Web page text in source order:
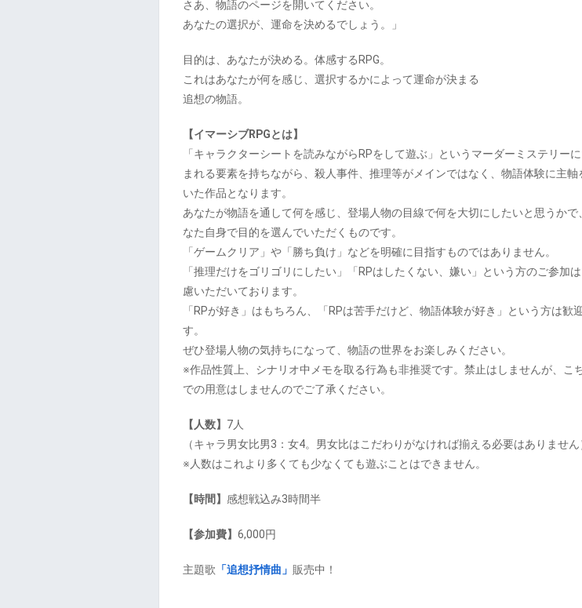
さあ、物語のページを開いてください。
あなたの選択が、運命を決めるでしょう。」
目的は、あなたが決める。体感するRPG。
これはあなたが何を感じ、選択するかによって運命が決まる
追想の物語。
【イマーシブRPGとは】
「キャラクターシートを読みながらRPをして遊ぶ」というマーダーミステリー
まれる要素を持ちながら、殺人事件、推理等がメインではなく、物語体験に主軸
いた作品となります。
あなたが物語を通して何を感じ、登場人物の目線で何を大切にしたいと思うかで
なた自身で目的を選んでいただくものです。
「ゲームクリア」や「勝ち負け」などを明確に目指すものではありません。
「推理だけをゴリゴリにしたい」「RPはしたくない、嫌い」という方のご参加
慮いただいております。
「RPが好き」はもちろん、「RPは苦手だけど、物語体験が好き」という方は歓
す。
ぜひ登場人物の気持ちになって、物語の世界をお楽しみください。
※作品性質上、シナリオ中メモを取る行為も非推奨です。禁止はしませんが、こ
での用意はしませんのでご了承ください。
【人数】 7人
（キャラ男女比男3：女4。男女比はこだわりがなければ揃える必要はありません
※人数はこれより多くても少なくても遊ぶことはできません。
【時間】 ​感想戦込み3時間半
【参加費】 6,000円
​主題歌 「追想抒情曲」 販売中！